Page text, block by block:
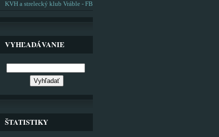
KVH a strelecký klub Vráble - FB
VYHĽADÁVANIE
ŠTATISTIKY